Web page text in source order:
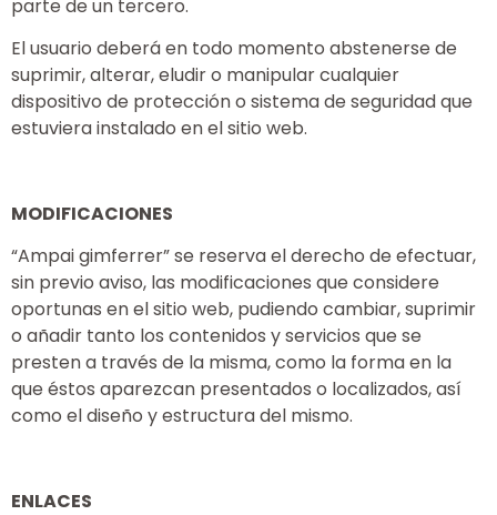
parte de un tercero.
El usuario deberá en todo momento abstenerse de
suprimir, alterar, eludir o manipular cualquier
dispositivo de protección o sistema de seguridad que
estuviera instalado en el sitio web.
MODIFICACIONES
“Ampai gimferrer” se reserva el derecho de efectuar,
sin previo aviso, las modificaciones que considere
oportunas en el sitio web, pudiendo cambiar, suprimir
o añadir tanto los contenidos y servicios que se
presten a través de la misma, como la forma en la
que éstos aparezcan presentados o localizados, así
como el diseño y estructura del mismo.
ENLACES